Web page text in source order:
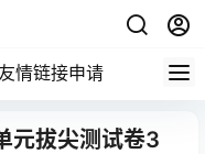
友情链接申请
元拔尖测试卷3